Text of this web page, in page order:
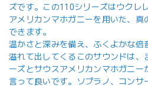
ズです。この110シリーズはウクレ
アメリカンマホガニーを用いた、
できます。
温かさと深みを備え、ふくよかな倍
溢れて出してくるこのサウンドは、
ーズとサウスアメリカンマホガニー
言って良いです。ソプラノ、コンサ